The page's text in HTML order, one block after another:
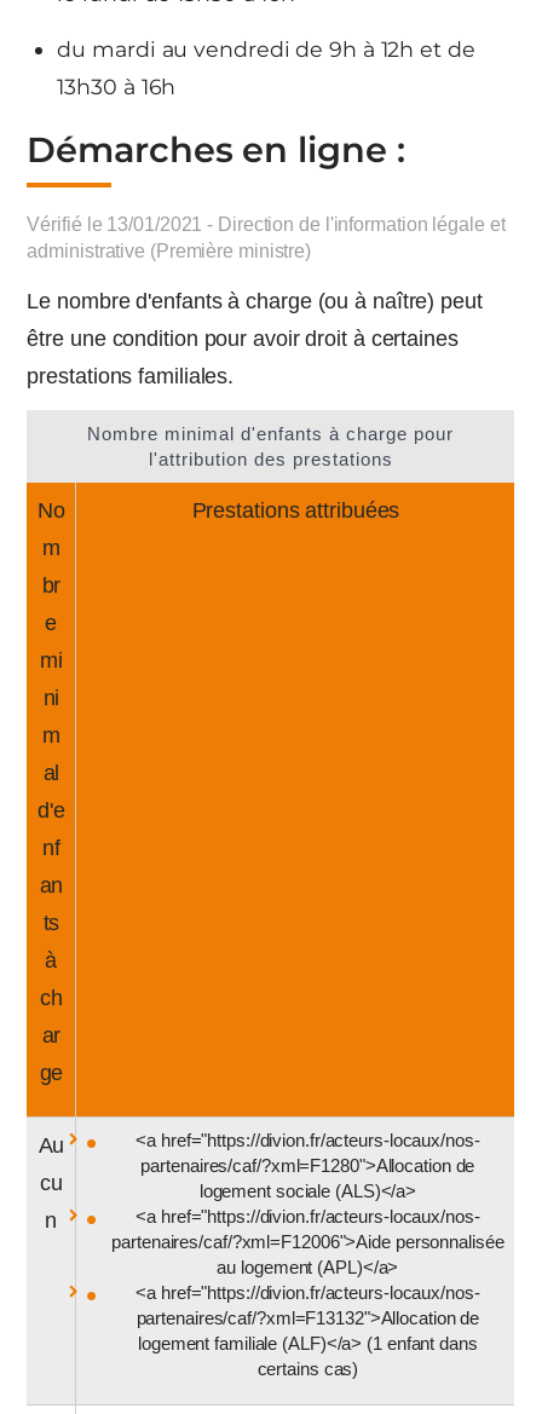
du mardi au vendredi de 9h à 12h et de
13h30 à 16h
Démarches en ligne :
Vérifié le 13/01/2021 - Direction de l'information légale et
administrative (Première ministre)
Le nombre d'enfants à charge (ou à naître) peut
être une condition pour avoir droit à certaines
prestations familiales.
Nombre minimal d'enfants à charge pour
l'attribution des prestations
No
m
br
e
mi
ni
m
al
d'e
nf
an
ts
à
ch
ar
ge
Prestations attribuées
Au
cu
n
<a href="https://divion.fr/acteurs-locaux/nos-
partenaires/caf/?xml=F1280">Allocation de
logement sociale (ALS)</a>
<a href="https://divion.fr/acteurs-locaux/nos-
partenaires/caf/?xml=F12006">Aide personnalisée
au logement (APL)</a>
<a href="https://divion.fr/acteurs-locaux/nos-
partenaires/caf/?xml=F13132">Allocation de
logement familiale (ALF)</a> (1 enfant dans
certains cas)